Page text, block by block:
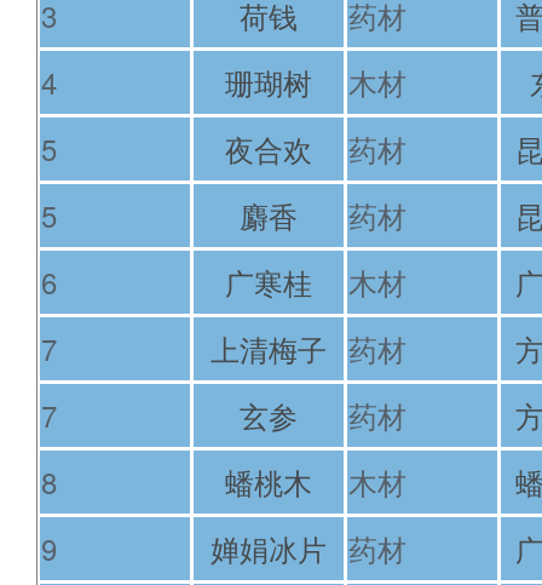
3
荷钱 药材
4
珊瑚树 木材
5
夜合欢 药材
5
麝香 药材
6
广寒桂 木材
7
上清梅子 药材
7
玄参 药材
8
蟠桃木 木材
9
婵娟冰片 药材